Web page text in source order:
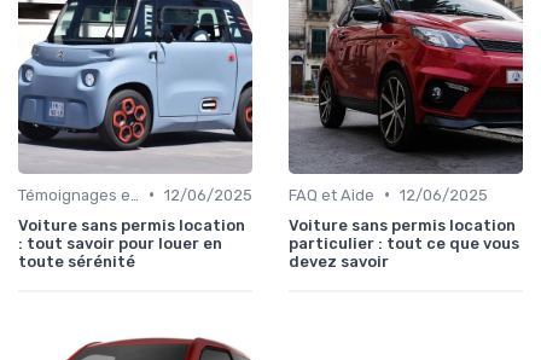
• 12/06/2025
Voiture sans permis location
: tout savoir pour louer en
toute sérénité
FAQ et Aide • 12/06/2025
Voiture sans permis location
particulier : tout ce que vous
devez savoir